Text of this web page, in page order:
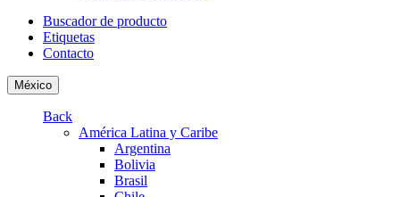
Buscador de producto
Etiquetas
Contacto
México
Back
América Latina y Caribe
Argentina
Bolivia
Brasil